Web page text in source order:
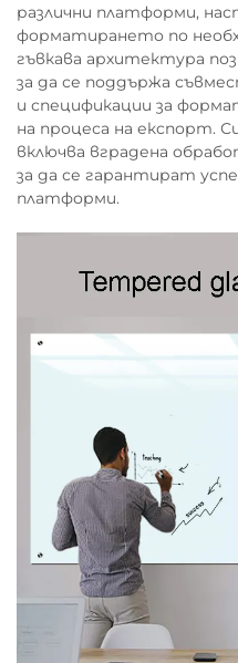
различни платформи,
форматирането по
гъвкава архитектура
за да се поддържа
и спецификации за
на процеса на експорт.
включва вградена
за да се гарантират
платформи.